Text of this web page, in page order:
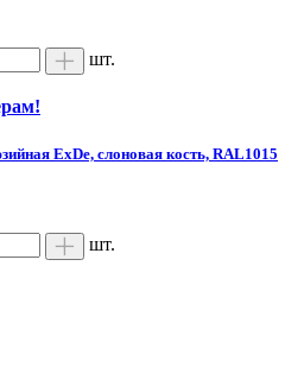
шт.
ExDe, слоновая кость, RAL1015
шт.